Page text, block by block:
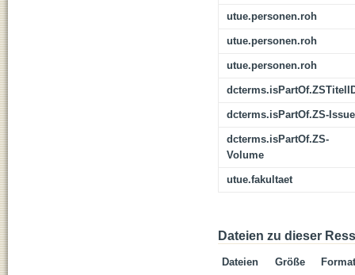
utue.personen.roh
utue.personen.roh
utue.personen.roh
dcterms.isPartOf.ZS-Issue
dcterms.isPartOf.ZS-
Volume
utue.fakultaet
Dateien zu dieser
Dateien Größe
Format